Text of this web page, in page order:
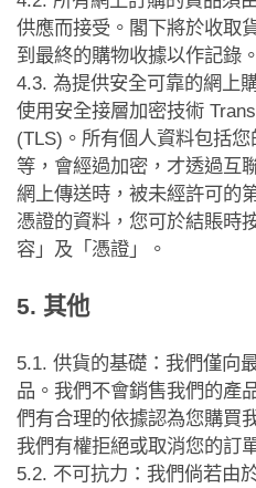
供應而接受。閣下將於收取
到最終的購物收據以作記錄。
4.3. 為提供安全可靠的網上
使用安全接層加密技術
(TLS) 。所有個人資料包括
等，會經過加密，才透過互
網上傳送時，被未經許可的
憑證的資料，您可於結賬時
容」及「憑證」。
5. 其他
5.1. 供貨的基礎：我們僅向
品。我們不會銷售我們的產
們有合理的依據認為您購買
我們有權拒絕或取消您的訂
5.2. 不可抗力：我們倘若由